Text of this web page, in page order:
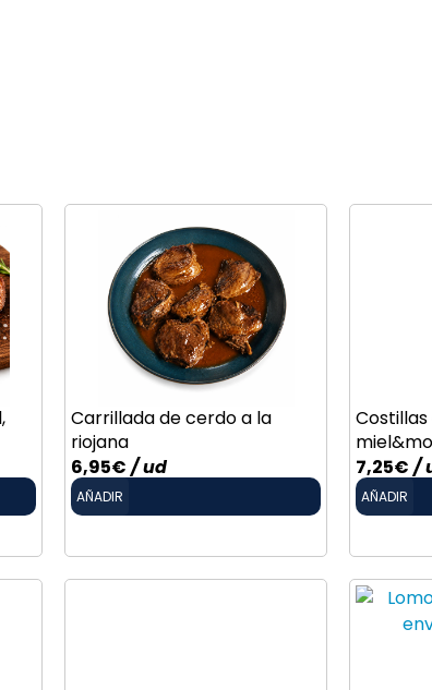
Carrillada de cerdo a la
riojana
6,95€/ ud
AÑADIR
7,25€/
AÑADIR